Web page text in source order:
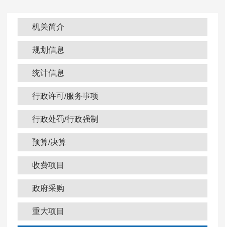
机关简介
规划信息
统计信息
行政许可/服务事项
行政处罚/行政强制
预算/决算
收费项目
政府采购
重大项目